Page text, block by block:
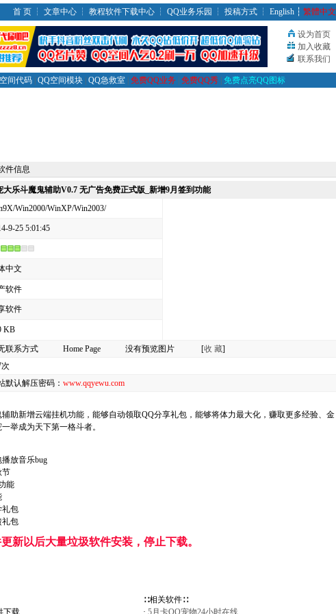
首 页 ┆ 文章中心 ┆ 教程软件下载中心 ┆ QQ业务乐园 ┆ 投稿方式 ┆ English ┆ 繁體中文
设为首页
加入收藏
联系我们
间代码 QQ空间模块 QQ急救室 免费QQ业务 免费QQ秀 免费点亮QQ图标
件信息
大乐斗魔鬼辅助V0.7 无广告免费正式版_新增9月签到功能
Win2000/WinXP/Win2003/
9-25 5:01:45
中文
软件
软件
KB
联系方式 Home Page 没有预览图片 [收 藏]
次
默认解压密码： www.qqyewu.com
助新增云端挂机功能，能够自动领取QQ分享礼包，能够将体力最大化，赚取更多经验、金
举成为天下第一格斗者。
放音乐bug
节
能
礼包
礼包
新以后大量垃圾软件安装，停止下载。
∷相关软件∷
下载
· 5月卡QQ宠物24小时在线